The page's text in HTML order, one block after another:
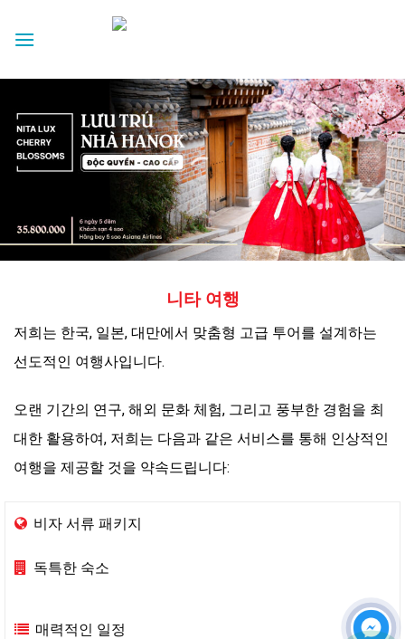
니타 여행
저희는 한국, 일본, 대만에서 맞춤형 고급 투어를 설계하는
선도적인 여행사입니다.
오랜 기간의 연구, 해외 문화 체험, 그리고 풍부한 경험을 최
대한 활용하여, 저희는 다음과 같은 서비스를 통해 인상적인
여행을 제공할 것을 약속드립니다:
비자 서류 패키지
독특한 숙소
매력적인 일정